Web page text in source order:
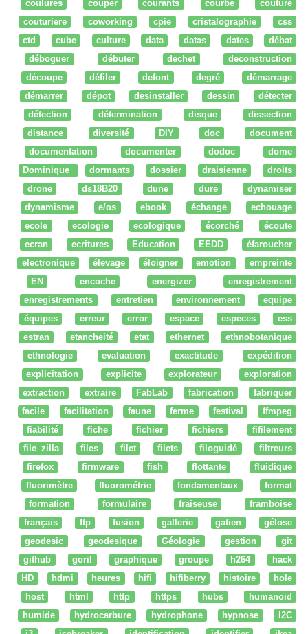
coulures
couper courants courbe
couture
couturiere
coworking cpie cristalographie
css
ctd
cube culture data datas dates
débat
déboguer
débuter dechet
deconstruction
découpe
défiler defont degré
démarrage
démarrer
dépot desinstaller dessin
détecter
détection
détermination disque
dissection
distance
diversité DIY doc
document
documentation
documenter dodoc
dome
Dominique
dormants dossier draisienne
droits
drone
ds18B20 dune dure
dynamiser
dynamisme
e/os ebook échange
echouage
ecole
ecologie ecologique écorché
écoute
ecran
ecritures Education EEDD
éfaroucher
electronique
élevage éloigner emotion
empreinte
EN
encoche energizer
enregistrement
enregistrements
entretien environnement
equipe
équipes
erreur error espace especes
ess
estran
etancheité etat ethernet
ethnobotanique
ethnologie
evaluation exactitude
expédition
explicitation
explicite explorateur
exploration
extraction
extraire FabLab fabrication
fabriquer
facile
facilitation faune ferme festival
ffmpeg
fiabilité
fiche fichier fichiers
fifilement
file zilla
files filet filets filoguidé
filtreurs
firefox
firmware fish flottante
fluidique
fluorimètre
fluorométrie fondamentaux
format
formation
formulaire fraiseuse
framboise
français
ftp fusion gallerie gatien
gélose
geodesic
geodesique Géologie gestion
git
github
goril graphique groupe h264
hack
HD
hdmi heures hifi hifiberry histoire
hole
host
html http https hubs
humanoid
humide
hydrocarbure hydrophone hypnose
I2C